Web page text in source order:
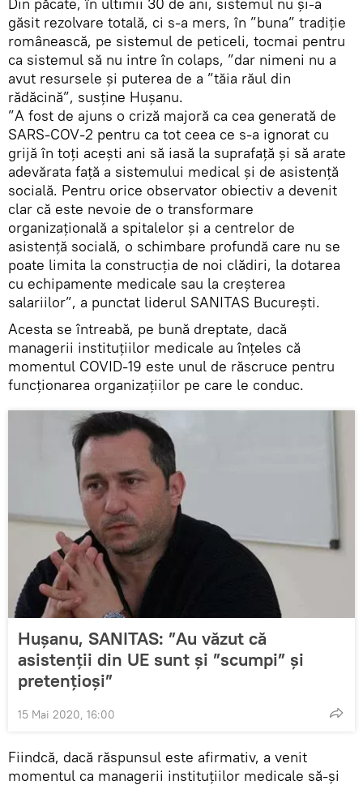
Din păcate, în ultimii 30 de ani, sistemul nu și-a
găsit rezolvare totală, ci s-a mers, în ”buna” tradiție
românească, pe sistemul de peticeli, tocmai pentru
ca sistemul să nu intre în colaps, ”dar nimeni nu a
avut resursele și puterea de a ”tăia răul din
rădăcină”, susține Hușanu.
”A fost de ajuns o criză majoră ca cea generată de
SARS-COV-2 pentru ca tot ceea ce s-a ignorat cu
grijă în toți acești ani să iasă la suprafață și să arate
adevărata față a sistemului medical și de asistență
socială. Pentru orice observator obiectiv a devenit
clar că este nevoie de o transformare
organizațională a spitalelor și a centrelor de
asistență socială, o schimbare profundă care nu se
poate limita la construcția de noi clădiri, la dotarea
cu echipamente medicale sau la creșterea
salariilor”, a punctat liderul SANITAS București.
Acesta se întreabă, pe bună dreptate, dacă
managerii instituțiilor medicale au înțeles că
momentul COVID-19 este unul de răscruce pentru
funcționarea organizațiilor pe care le conduc.
Hușanu, SANITAS: ”Au văzut că
asistenții din UE sunt și ”scumpi” și
pretențioși”
15 Mai 2020, 16:00
Fiindcă, dacă răspunsul este afirmativ, a venit
momentul ca managerii instituțiilor medicale să-și